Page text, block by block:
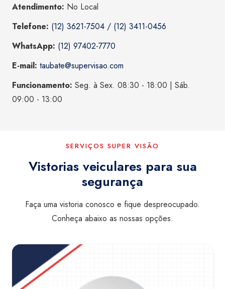
Atendimento: No Local
Telefone: (12) 3621-7504 / (12) 3411-0456
WhatsApp: (12) 97402-7770
E-mail: taubate@supervisao.com
Funcionamento: Seg. à Sex. 08:30 - 18:00 | Sáb.
09:00 - 13:00
SERVIÇOS SUPER VISÃO
Vistorias veiculares para sua
segurança
Faça uma vistoria conosco e fique despreocupado.
Conheça abaixo as nossas opções.